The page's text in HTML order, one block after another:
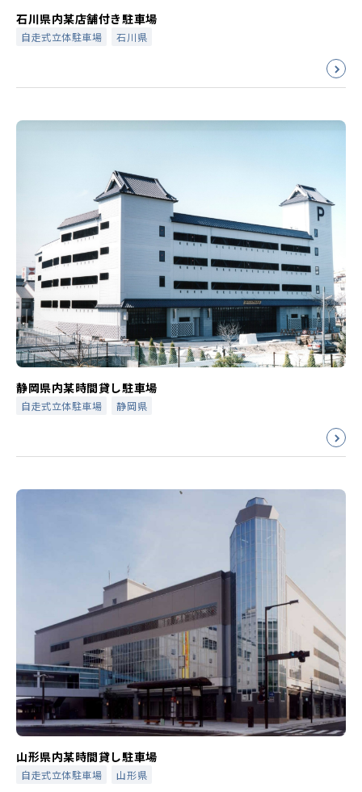
石川県内某店舗付き駐車場
自走式立体駐車場 石川県
静岡県内某時間貸し駐車場
自走式立体駐車場 静岡県
山形県内某時間貸し駐車場
自走式立体駐車場 山形県